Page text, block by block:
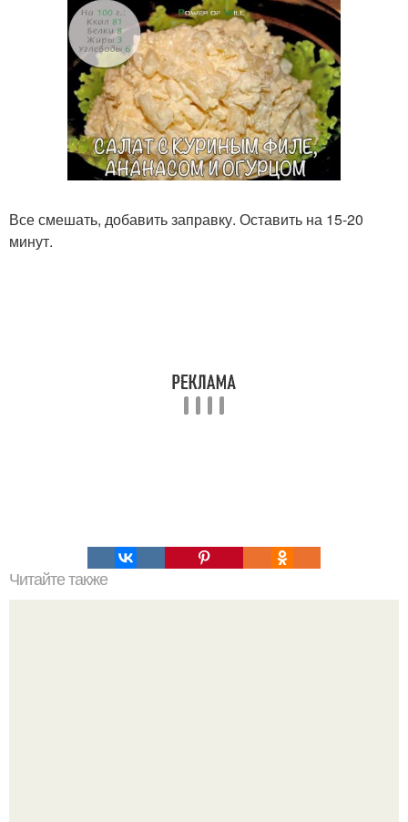
Все смешать, добавить заправку. Оставить на 15-20
минут.
Читайте также